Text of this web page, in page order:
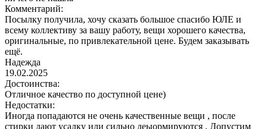
Комментарий:
Посылку получила, хочу сказать большое спасибо ЮЛЕ и
всему коллективу за вашу работу, вещи хорошего качества,
оригинальные, по привлекательной цене. Будем заказывать
ещё.
Надежда
19.02.2025
Достоинства:
Отличное качество по доступной цене)
Недостатки:
Иногда попадаются не очень качественные вещи , после
стирки дают усадку или сильно деыормируются . Допустим